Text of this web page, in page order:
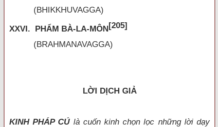
(BHIKKHUVAGGA)
XXVI. PHẨM BÀ-LA-MÔN[205]
(BRAHMANAVAGGA)
LỜI DỊCH GIẢ
KINH PHÁP CÚlà cuốn kinh chọn lọc những lời dạy